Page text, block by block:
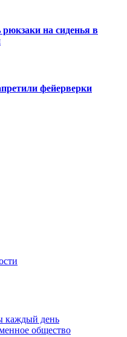
на сиденья в
фейерверки
каждый день
общество